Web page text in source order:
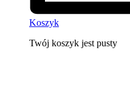
Koszyk
Twój koszyk jest pusty